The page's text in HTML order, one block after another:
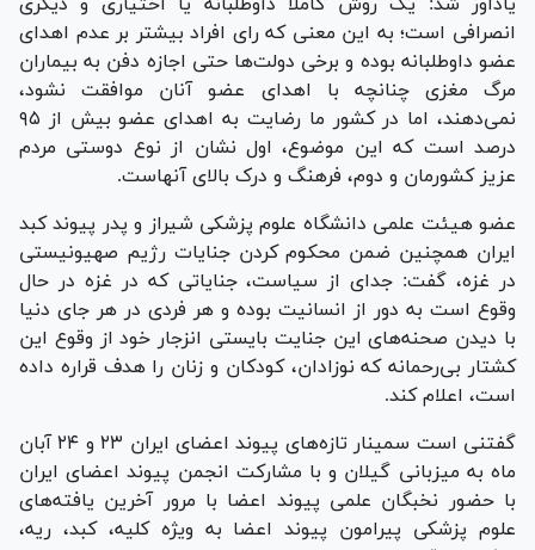
انصرافی است؛ به این معنی که رای افراد بیشتر بر عدم اهدای
عضو داوطلبانه بوده و برخی دولت‌ها حتی اجازه دفن به بیماران
مرگ مغزی چنانچه با اهدای عضو آنان موافقت نشود،
نمی‌دهند، اما در کشور ما رضایت به اهدای عضو بیش از ۹۵
درصد است که این موضوع، اول نشان از نوع دوستی مردم
عزیز کشورمان و دوم، فرهنگ و درک بالای آنهاست.
عضو هیئت علمی دانشگاه علوم پزشکی شیراز و پدر پیوند کبد
ایران همچنین ضمن محکوم کردن جنایات رژیم صهیونیستی
در غزه، گفت: جدای از سیاست، جنایاتی که در غزه در حال
وقوع است به دور از انسانیت بوده و هر فردی در هر جای دنیا
با دیدن صحنه‌های این جنایت بایستی انزجار خود از وقوع این
کشتار بی‌رحمانه که نوزادان، کودکان و زنان را هدف قراره داده
است، اعلام کند.
گفتنی است سمینار تازه‌های پیوند اعضای ایران ۲۳ و ۲۴ آبان
ماه به میزبانی گیلان و با مشارکت انجمن پیوند اعضای ایران
با حضور نخبگان علمی پیوند اعضا با مرور آخرین یافته‌های
علوم پزشکی پیرامون پیوند اعضا به ویژه کلیه، کبد، ریه،